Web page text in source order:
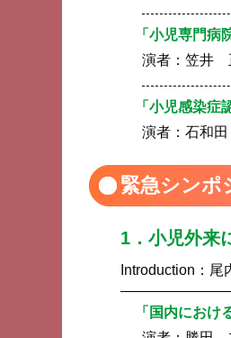
「小児専門病
演者： 笠井
「小児感染
演者： 石和
緊急シンポ
1．小児外来
Introduction： 尾
「国内におけ